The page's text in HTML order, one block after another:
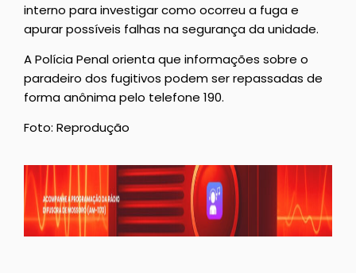
interno para investigar como ocorreu a fuga e
apurar possíveis falhas na segurança da unidade.
A Polícia Penal orienta que informações sobre o
paradeiro dos fugitivos podem ser repassadas de
forma anônima pelo telefone 190.
Foto: Reprodução